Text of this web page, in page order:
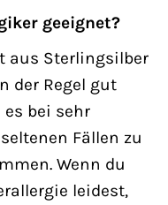
geeignet?
aus Sterlingsilber
der Regel gut
bei sehr
Fällen zu
Wenn du
leidest,